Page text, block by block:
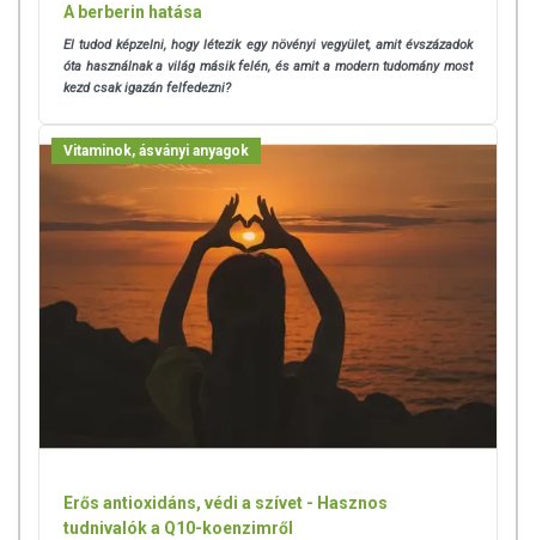
A berberin hatása
El tudod képzelni, hogy létezik egy növényi vegyület, amit évszázadok
óta használnak a világ másik felén, és amit a modern tudomány most
kezd csak igazán felfedezni?
Vitaminok, ásványi anyagok
Erős antioxidáns, védi a szívet - Hasznos
tudnivalók a Q10-koenzimről